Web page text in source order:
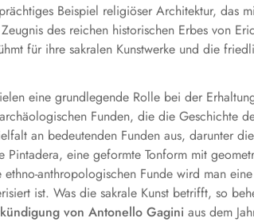
Beispiel religiöser Architektur, das
des reichen historischen Erbes von
für ihre sakralen Kunstwerke und die
eine grundlegende Rolle bei der
Funden, die die Geschichte
an bedeutenden Funden aus, darunter
Pintadera, eine geformte Tonform mit
anthropologischen Funde wird man
ist. Was die sakrale Kunst betrifft, so
von Antonello Gagini aus dem